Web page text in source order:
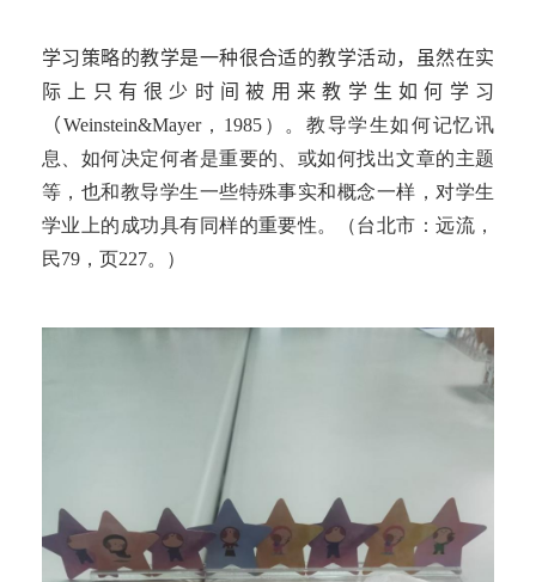
学习策略的教学是一种很合适的教学活动，虽然在实
际上只有很少时间被用来教学生如何学习
（Weinstein&Mayer，1985）。教导学生如何记忆讯
息、如何决定何者是重要的、或如何找出文章的主题
等，也和教导学生一些特殊事实和概念一样，对学生
学业上的成功具有同样的重要性。（台北市：远流，
民79，页227。）